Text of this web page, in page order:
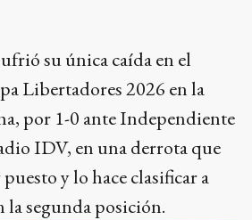
su única caída en el
Libertadores 2026 en la
por 1-0 ante Independiente
IDV, en una derrota que
y lo hace clasificar a
la segunda posición.